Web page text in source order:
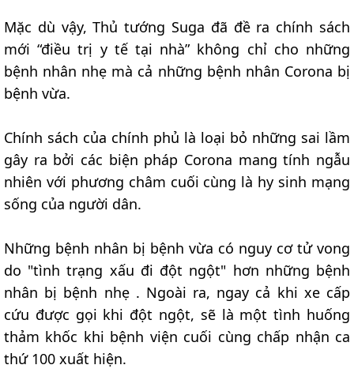
Mặc dù vậy, Thủ tướng Suga đã đề ra chính sách
mới “điều trị y tế tại nhà” không chỉ cho những
bệnh nhân nhẹ mà cả những bệnh nhân Corona bị
bệnh vừa.
Chính sách của chính phủ là loại bỏ những sai lầm
gây ra bởi các biện pháp Corona mang tính ngẫu
nhiên với phương châm cuối cùng là hy sinh mạng
sống của người dân.
Những bệnh nhân bị bệnh vừa có nguy cơ tử vong
do "tình trạng xấu đi đột ngột" hơn những bệnh
nhân bị bệnh nhẹ . Ngoài ra, ngay cả khi xe cấp
cứu được gọi khi đột ngột, sẽ là một tình huống
thảm khốc khi bệnh viện cuối cùng chấp nhận ca
thứ 100 xuất hiện.